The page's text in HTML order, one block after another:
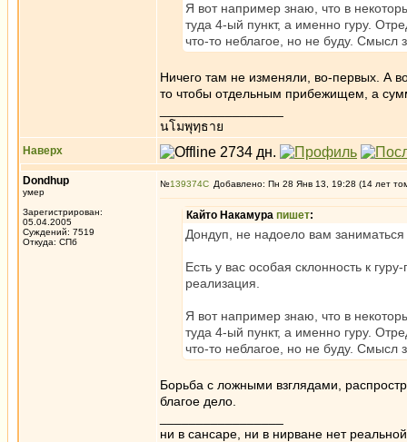
Я вот например знаю, что в
туда 4-ый пункт, а именно гуру.
что-то неблагое, но не буду. Смысл
Ничего там не изменяли, во-первых. А
то чтобы отдельным прибежищем, а
นโมพุทฺธาย
Наверх
Dondhup
умер
Зарегистрирован:
05.04.2005
Суждений: 7519
Откуда: СПб
№139374 Добавлено: Пн 28 Янв 13, 19:28 (14 лет
Кайто Накамура пишет:
Дондуп, не надоело вам
Есть у вас особая склонность к
реализация.
Я вот например знаю, что в
туда 4-ый пункт, а именно гуру.
что-то неблагое, но не буду. Смысл
Борьба с ложными взглядами,
благое дело.
ни в сансаре, ни в нирване нет